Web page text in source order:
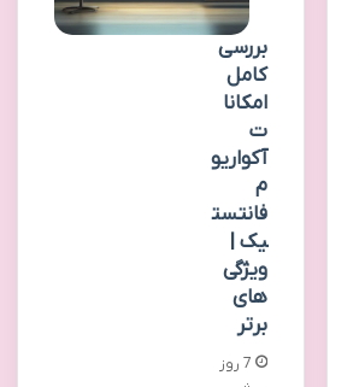
بررسی
کامل
امکانا
ت
آکواریو
م
فانتست
یک |
ویژگی
های
برتر
7 روز